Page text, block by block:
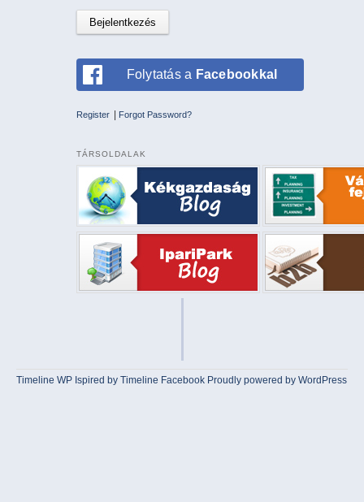
Folytatás a Facebookkal
Register Forgot Password?
TÁRSOLDALAK
Timeline WP Ispired byTimeline Facebook Proudly powered by WordPress